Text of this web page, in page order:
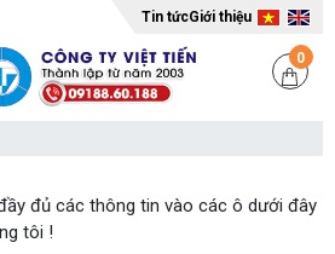
Tin tứcGiới thiệu
0
đủ các thông tin vào các ô dưới đây
tôi !